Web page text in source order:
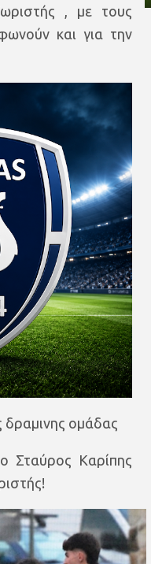
, με τους
και για την
δραμινης ομάδας
Σταύρος Καρίπης